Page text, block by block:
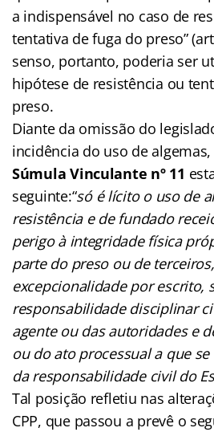
a indispensável no caso de
tentativa de fuga do preso”
senso, portanto, poderia ser
hipótese de resistência ou
preso.
Diante da omissão do
incidência do uso de
Súmula Vinculante nº 11
seguinte:“só é lícito o uso de
resistência e de fundado
perigo à integridade física
parte do preso ou de
excepcionalidade por escrito,
responsabilidade disciplinar
agente ou das autoridades e
ou do ato processual a que
da responsabilidade civil do
Tal posição refletiu nas
CPP, que passou a prevê o